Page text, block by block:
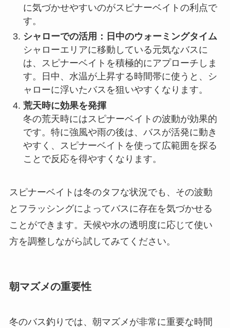
に気づかせやすいのがスピナーベイトの利点で
す。
シャローでの活用：日中のウォーミングタイム
シャローエリアに移動している元気なバスに
は、スピナーベイトを積極的にアプローチしま
す。日中、水温が上昇する時間帯に使うと、シ
ャローに浮いたバスを狙いやすくなります。
荒天時に効果を発揮
冬の荒天時にはスピナーベイトの波動が効果的
です。特に強風や雨の後は、バスが活発に動き
やすく、スピナーベイトを使って広範囲を探る
ことで反応を得やすくなります。
スピナーベイトは冬のタフな状況でも、その波動
とフラッシングによってバスに存在を気づかせる
ことができます。天候や水の透明度に応じて使い
方を調整しながら試してみてください。
朝マズメの重要性
冬のバス釣りでは、朝マズメが非常に重要な時間